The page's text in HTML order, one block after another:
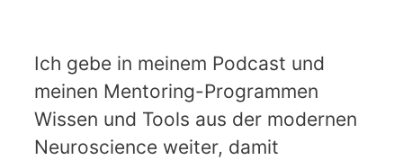
Ich gebe in meinem Podcast und
meinen Mentoring-Programmen
Wissen und Tools aus der modernen
Neuroscience weiter, damit